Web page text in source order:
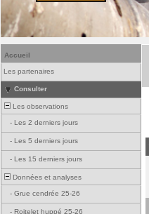
Accueil
Les partenaires
Consulter
Les observations
- Les 2 derniers jours
- Les 5 derniers jours
- Les 15 derniers jours
Données et analyses
- Grue cendrée 25-26
- Roitelet huppé 25-26